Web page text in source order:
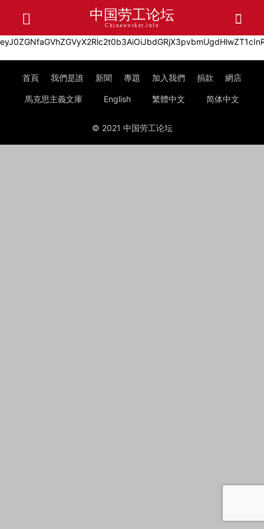
中国劳工论坛
Chinaworker.info
首頁 我們是誰 新聞 專題 加入我們 捐款 網店
馬克思主義文庫 English 繁體中文 简体中文
© 2021 中国劳工论坛